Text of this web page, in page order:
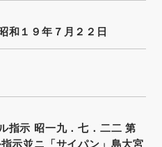
和１９年７月２２日
指示 昭一九．七．二二 第